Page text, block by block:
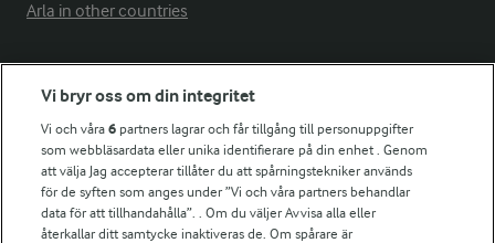
Arla in other countries
Fler Arlasajter
För ägare
Arlas kundportal
Arla.com
Falbygdens Ost
Vi bryr oss om din integritet
Vi och våra6 partners lagrar och får tillgång till personuppgifter
som webbläsardata eller unika identifierare på din enhet . Genom
att välja Jag accepterar tillåter du att spårningstekniker används
för de syften som anges under ”Vi och våra partners behandlar
data för att tillhandahålla”. . Om du väljer Avvisa alla eller
återkallar ditt samtycke inaktiveras de. Om spårare är